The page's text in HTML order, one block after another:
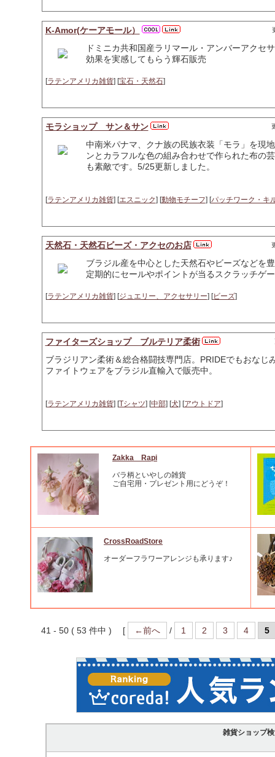
K-Amor(ケーアモール）
ドミニカ共和国産ラリマール・アンバーアクセ
効果を実感してもらう輝石販売
[ラテンアメリカ雑貨] [宝石・天然石]
モラショップ サン＆サン
中南米パナマ、クナ族の民族衣装「モラ」を現
ンとカラフルな色の組み合わせで作られた布の
も素敵です。5/25更新しました。
[ラテンアメリカ雑貨] [エスニック] [動物モチーフ] [パッチワーク・キ
天然石・天然石ビーズ・アクセのお店
ブラジル産を中心とした天然石やビーズなどを
定期的にセールやポイントが当るスクラッチゲ
[ラテンアメリカ雑貨] [ジュエリー、アクセサリー] [ビーズ]
ファイターズショップ ブルテリア柔術
ブラジリアン柔術＆総合格闘技専門店。PRIDEでもおなじ
ファイトウェアをブラジル直輸入で販売中。
[ラテンアメリカ雑貨] [Tシャツ] [中部] [犬] [アウトドア]
Zakka Rapi
バラ柄といやしの雑貨
ご自宅用・プレゼント用にどうぞ！
CrossRoadStore
オーダーフラワーアレンジも承ります♪
41 - 50 ( 53 件中 ) [ ←前へ / 1 2 3 4 5
雑貨ショップ